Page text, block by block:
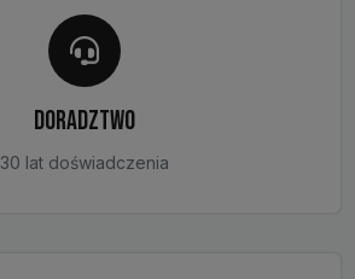
DORADZTWO
30 lat doświadczenia